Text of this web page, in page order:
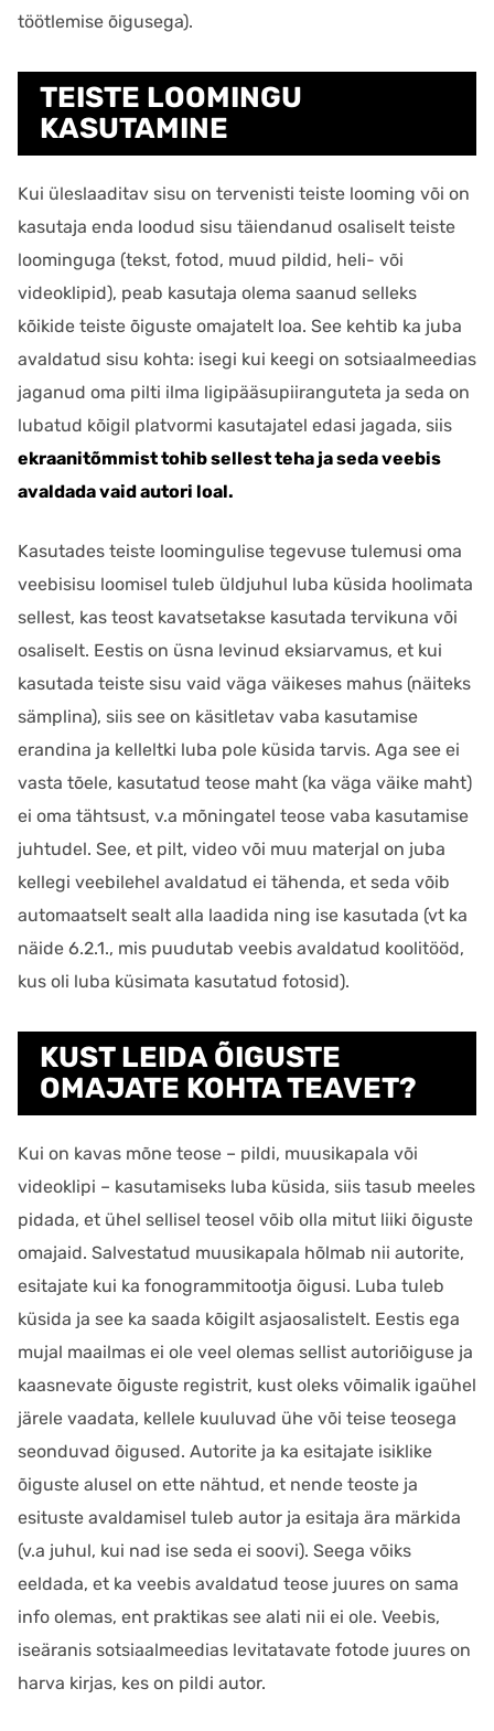
töötlemise õigusega).
TEISTE LOOMINGU
KASUTAMINE
Kui üleslaaditav sisu on tervenisti teiste looming või on
kasutaja enda loodud sisu täiendanud osaliselt teiste
loominguga (tekst, fotod, muud pildid, heli- või
videoklipid), peab kasutaja olema saanud selleks
kõikide teiste õiguste omajatelt loa. See kehtib ka juba
avaldatud sisu kohta: isegi kui keegi on sotsiaalmeedias
jaganud oma pilti ilma ligipääsupiiranguteta ja seda on
lubatud kõigil platvormi kasutajatel edasi jagada, siis
ekraanitõmmist tohib sellest teha ja seda veebis
avaldada vaid autori loal.
Kasutades teiste loomingulise tegevuse tulemusi oma
veebisisu loomisel tuleb üldjuhul luba küsida hoolimata
sellest, kas teost kavatsetakse kasutada tervikuna või
osaliselt. Eestis on üsna levinud eksiarvamus, et kui
kasutada teiste sisu vaid väga väikeses mahus (näiteks
sämplina), siis see on käsitletav vaba kasutamise
erandina ja kelleltki luba pole küsida tarvis. Aga see ei
vasta tõele, kasutatud teose maht (ka väga väike maht)
ei oma tähtsust, v.a mõningatel teose vaba kasutamise
juhtudel. See, et pilt, video või muu materjal on juba
kellegi veebilehel avaldatud ei tähenda, et seda võib
automaatselt sealt alla laadida ning ise kasutada (vt ka
näide 6.2.1., mis puudutab veebis avaldatud koolitööd,
kus oli luba küsimata kasutatud fotosid).
KUST LEIDA ÕIGUSTE
OMAJATE KOHTA TEAVET?
Kui on kavas mõne teose – pildi, muusikapala või
videoklipi – kasutamiseks luba küsida, siis tasub meeles
pidada, et ühel sellisel teosel võib olla mitut liiki õiguste
omajaid. Salvestatud muusikapala hõlmab nii autorite,
esitajate kui ka fonogrammitootja õigusi. Luba tuleb
küsida ja see ka saada kõigilt asjaosalistelt. Eestis ega
mujal maailmas ei ole veel olemas sellist autoriõiguse ja
kaasnevate õiguste registrit, kust oleks võimalik igaühel
järele vaadata, kellele kuuluvad ühe või teise teosega
seonduvad õigused. Autorite ja ka esitajate isiklike
õiguste alusel on ette nähtud, et nende teoste ja
esituste avaldamisel tuleb autor ja esitaja ära märkida
(v.a juhul, kui nad ise seda ei soovi). Seega võiks
eeldada, et ka veebis avaldatud teose juures on sama
info olemas, ent praktikas see alati nii ei ole. Veebis,
iseäranis sotsiaalmeedias levitatavate fotode juures on
harva kirjas, kes on pildi autor.